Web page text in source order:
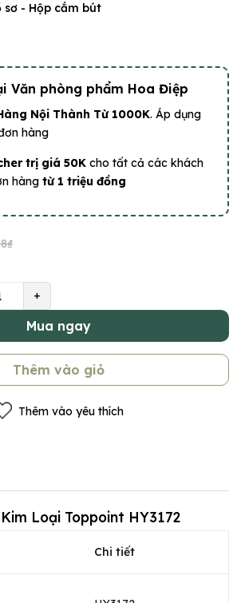
sơ - Hộp cắm bút
Văn phòng phẩm Hoa Điệp
Nội Thành Từ 1000K. Áp dụng
hàng
trị giá 50K cho tất cả các khách
hàng từ 1 triệu đồng
+
Mua ngay
Thêm vào giỏ
Thêm vào yêu thích
Loại Toppoint HY3172
Chi tiết